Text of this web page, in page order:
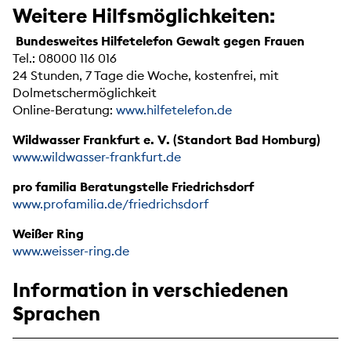
Weitere Hilfsmöglichkeiten:
Bundesweites Hilfetelefon Gewalt gegen Frauen
Tel.: 08000 116 016
24 Stunden, 7 Tage die Woche, kostenfrei, mit
Dolmetschermöglichkeit
Online-Beratung: www.hilfetelefon.de
Wildwasser Frankfurt e. V. (Standort Bad Homburg)
www.wildwasser-frankfurt.de
pro familia Beratungstelle Friedrichsdorf
www.profamilia.de/friedrichsdorf
Weißer Ring
www.weisser-ring.de
Information in verschiedenen
Sprachen